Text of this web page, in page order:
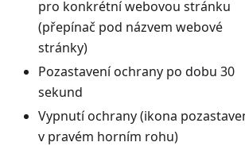
pro konkrétní webovou stránku
(přepínač pod názvem webové
stránky)
Pozastavení ochrany po dobu 30
sekund
Vypnutí ochrany (ikona
v pravém horním rohu)